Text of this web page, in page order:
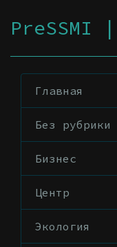
PreSSMI
Главная
Без рубрики
Бизнес
Центр
Экология